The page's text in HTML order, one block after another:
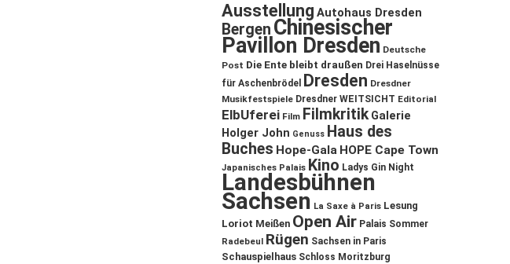
Ausstellung Autohaus Dresden
Bergen Chinesischer
Pavillon Dresden Deutsche
Post Die Ente bleibt draußen Drei Haselnüsse
für Aschenbrödel
Dresden Dresdner
Musikfestspiele Dresdner WEITSICHT Editorial
ElbUferei Film Filmkritik Galerie
Holger John Genuss Haus des
Buches Hope-Gala HOPE Cape Town
Japanisches Palais Kino Ladys Gin Night
Landesbühnen
Sachsen La Saxe à Paris Lesung
Loriot Meißen Open Air Palais Sommer
Radebeul Rügen Sachsen in Paris
Schauspielhaus Schloss Moritzburg